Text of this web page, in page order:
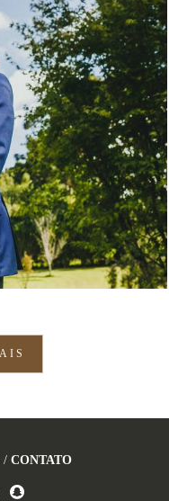
70
/ CONTATO